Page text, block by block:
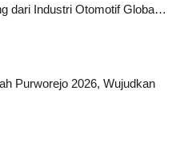
dari Industri Otomotif Globa…
Purworejo 2026, Wujudkan